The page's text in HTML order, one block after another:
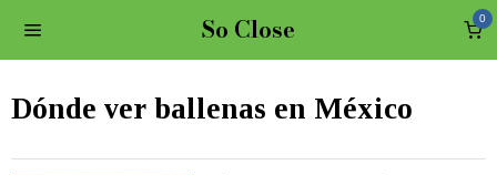
So Close 0
Dónde ver ballenas en México